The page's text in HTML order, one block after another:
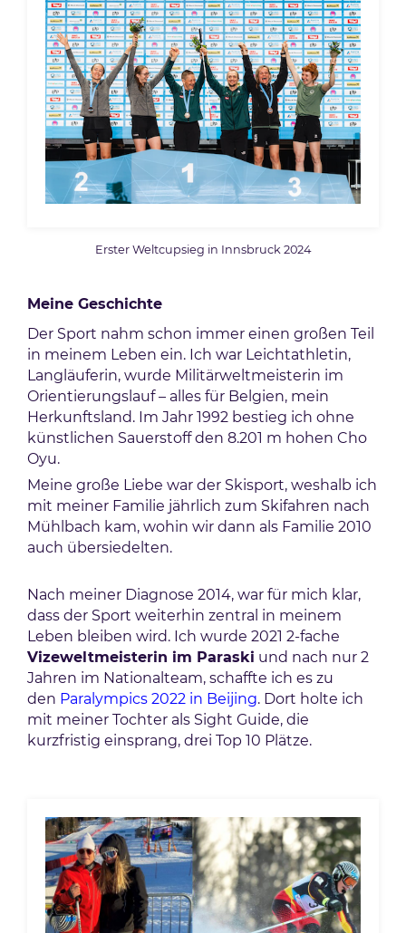
Erster Weltcupsieg in Innsbruck 2024
Meine Geschichte
Der Sport nahm schon immer einen großen Teil
in meinem Leben ein. Ich war Leichtathletin,
Langläuferin, wurde Militärweltmeisterin im
Orientierungslauf – alles für Belgien, mein
Herkunftsland. Im Jahr 1992 bestieg ich ohne
künstlichen Sauerstoff den 8.201 m hohen Cho
Oyu.
Meine große Liebe war der Skisport, weshalb ich
mit meiner Familie jährlich zum Skifahren nach
Mühlbach kam, wohin wir dann als Familie 2010
auch übersiedelten.
Nach meiner Diagnose 2014, war für mich klar,
dass der Sport weiterhin zentral in meinem
Leben bleiben wird. Ich wurde 2021 2-fache
Vizeweltmeisterin im Paraski und nach nur 2
Jahren im Nationalteam, schaffte ich es zu
den Paralympics 2022 in Beijing. Dort holte ich
mit meiner Tochter als Sight Guide, die
kurzfristig einsprang, drei Top 10 Plätze.